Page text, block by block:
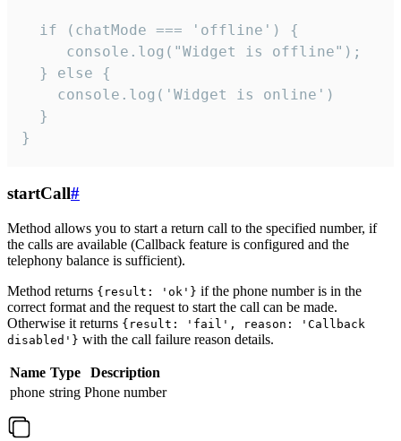
  if (chatMode === 'offline') {
     console.log("Widget is offline");
  } else {
    console.log('Widget is online')
  }
}
startCall#
Method allows you to start a return call to the specified number, if
the calls are available (Callback feature is configured and the
telephony balance is sufficient).
Method returns {result: 'ok'} if the phone number is in the
correct format and the request to start the call can be made.
Otherwise it returns {result: 'fail', reason: 'Callback
disabled'} with the call failure reason details.
Name Type
Description
phone string Phone number